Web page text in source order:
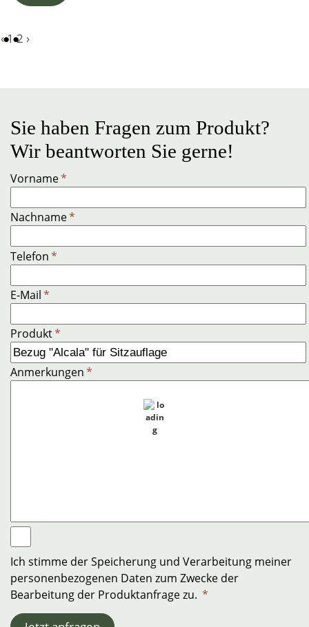
‹12 ›
Sie haben Fragen zum Produkt?
Wir beantworten Sie gerne!
Vorname*
Nachname*
Telefon*
E-Mail*
Produkt*
Anmerkungen*
Ich stimme der Speicherung und Verarbeitung meiner
personenbezogenen Daten zum Zwecke der
Bearbeitung der Produktanfrage zu. *